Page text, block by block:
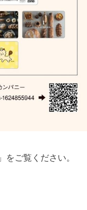
ご覧ください。